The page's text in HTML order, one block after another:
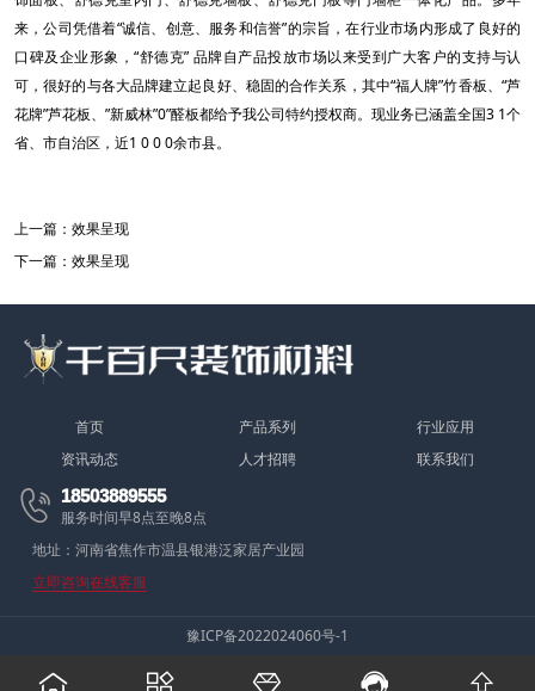
来，公司凭借着“诚信、创意、服务和信誉”的宗旨，在行业市场内形成了良好的
口碑及企业形象，“舒德克” 品牌自产品投放市场以来受到广大客户的支持与认
可，很好的与各大品牌建立起良好、稳固的合作关系，其中“福人牌”竹香板、“芦
花牌”芦花板、”新威林”0”醛板都给予我公司特约授权商。现业务已涵盖全国3 1个
省、市自治区，近1 0 0 0余市县。
上一篇： 效果呈现
下一篇： 效果呈现
首页 产品系列
行业应用
资讯动态
人才招聘 联系我们
 18503889555
服务时间早8点至晚8点
地址：河南省焦作市温县银港泛家居产业园
立即咨询在线客服
豫ICP备2022024060号-1
    